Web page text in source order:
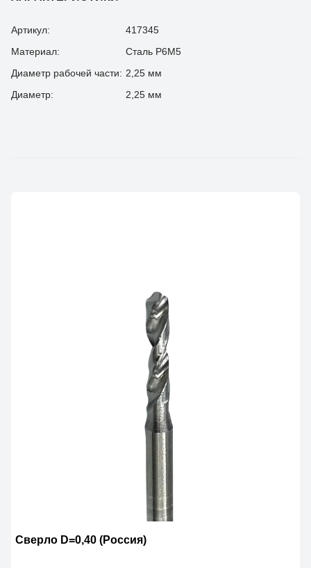
Артикул:
417345
Материал:
Сталь Р6М5
Диаметр рабочей части: 2,25 мм
Диаметр:
2,25 мм
Сверло D=0,40 (Россия)